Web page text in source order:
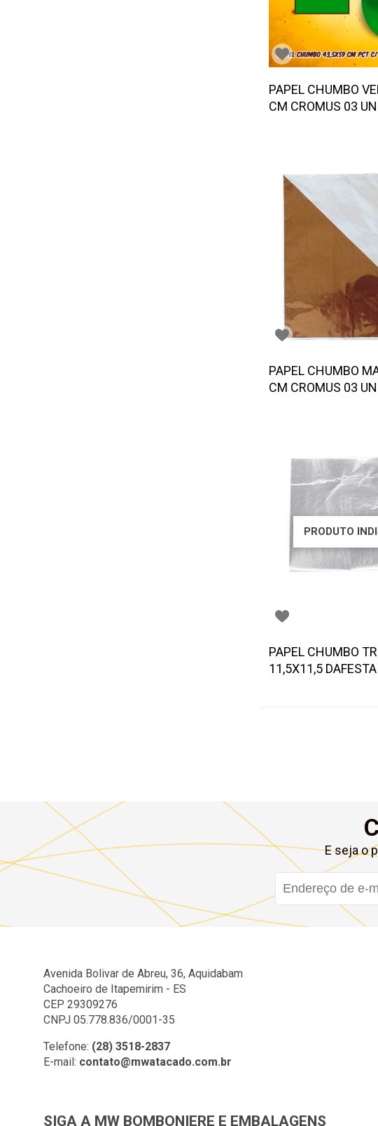
PAPEL CHUMBO
CM CROMUS 03
PAPEL CHUMBO
CM CROMUS 03
PRODUTO
PAPEL CHUMBO
11,5X11,5
E seja o
Avenida Bolivar de Abreu, 36, Aquidabam
Cachoeiro de Itapemirim - ES
CEP 29309276
CNPJ 05.778.836/0001-35
Telefone: (28) 3518-2837
E-mail: contato@mwatacado.com.br
SIGA A MW BOMBONIERE E EMBALAGENS